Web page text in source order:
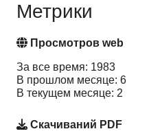
Метрики
Просмотров web
За все время: 1983
В прошлом месяце: 6
В текущем месяце: 2
Скачиваний PDF